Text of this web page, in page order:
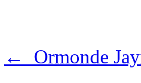
← Ormonde